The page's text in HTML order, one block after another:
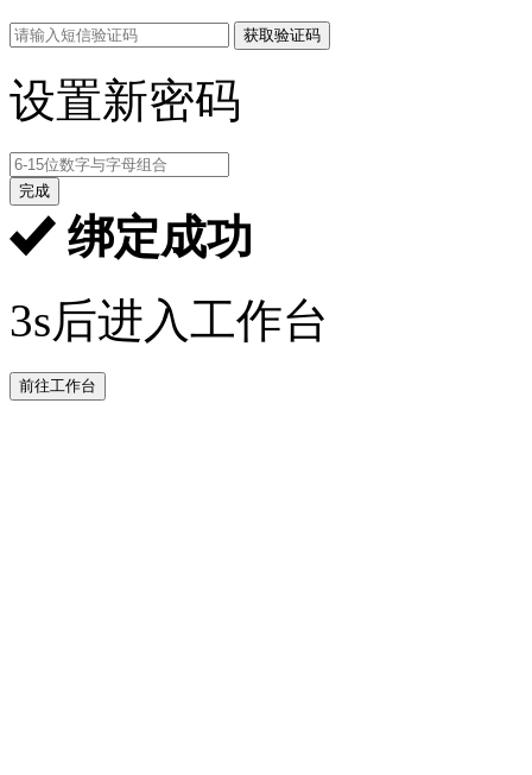
获取验证码
设置新密码
完成
绑定成功
3s后进入工作台
前往工作台